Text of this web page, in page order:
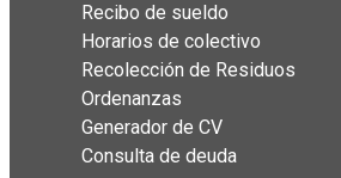
Recibo de sueldo
Horarios de colectivo
Recolección de Residuos
Ordenanzas
Generador de CV
Consulta de deuda